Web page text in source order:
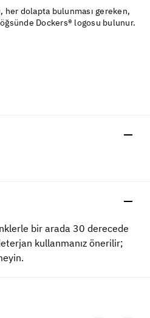
her dolapta bulunması gereken,
Dockers® logosu bulunur.
bir arada 30 derecede
kullanmanız önerilir;